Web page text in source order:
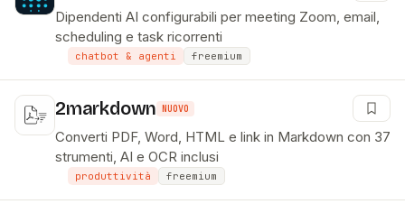
Dipendenti AI configurabili per meeting Zoom, email,
scheduling e task ricorrenti
chatbot & agenti freemium
2markdown NUOVO
Converti PDF, Word, HTML e link in Markdown con 37
strumenti, AI e OCR inclusi
produttività freemium